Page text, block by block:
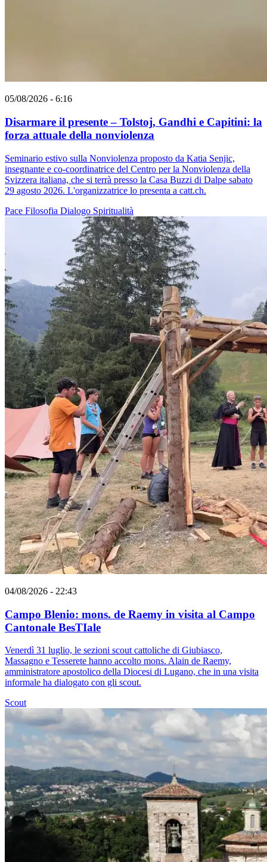
05/08/2026 - 6:16
Disarmare il presente – Tolstoj, Gandhi e Capitini: la
forza attuale della nonviolenza
Seminario estivo sulla Nonviolenza proposto da Katia Senjic,
insegnante e co-coordinatrice del Centro per la Nonviolenza della
Svizzera italiana, che si terrà presso la Casa Buzzi di Dalpe sabato
29 agosto 2026. L'organizzatrice lo presenta a catt.ch.
Pace Filosofia Dialogo Spiritualità
04/08/2026 - 22:43
Campo Blenio: mons. de Raemy in visita al Campo
Cantonale BesTIale
Venerdì 31 luglio, le sezioni scout cattoliche di Giubiasco,
Massagno e Tesserete hanno accolto mons. Alain de Raemy,
amministratore apostolico della Diocesi di Lugano, che in una visita
informale ha dialogato con gli scout.
Scout